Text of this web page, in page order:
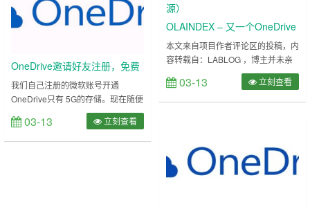
提到OneDrive 5T不够用，这里博主
就分享个免……
OneDrive邀请好友注册，免费
扩容到15G存储！
我们自己注册的微软账号开通
OneDrive只有 5G的存储。现在随便
一个蓝光高清电影就把空间占满了！
本文介绍一个方法能将账号再扩容
10G。一共能获得 15G的存储！ 也
03-13 立刻查看
OLAINDEX – 又一个OneDrive
目录索引应用（已开源）
本文来自项目作者评论区的投稿，内
容转载自：LABLOG ，博主并未亲
测！ 博主看了一下，操作难道略
大，动手能力强的兄弟可以折腾一
下！等待作者进一步优化普通用户的
发，功能借鉴其思想，在这里感谢。
项目持续开发，会加入更多功能，欢
03-13 立刻查看